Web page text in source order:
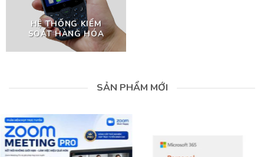
HỆ THỐNG KIỂM
SOÁT HÀNG HÓA
SẢN PHẨM MỚI